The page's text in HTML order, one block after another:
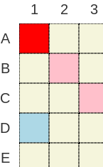
1 2
3
A
B
C
D
E